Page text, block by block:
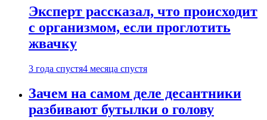
Эксперт рассказал, что происходит
с организмом, если проглотить
жвачку
3 года спустя4 месяца спустя
Зачем на самом деле десантники
разбивают бутылки о голову